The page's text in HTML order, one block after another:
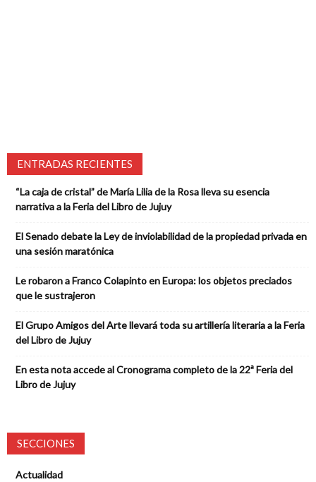
ENTRADAS RECIENTES
“La caja de cristal” de María Lilia de la Rosa lleva su esencia
narrativa a la Feria del Libro de Jujuy
El Senado debate la Ley de inviolabilidad de la propiedad privada en
una sesión maratónica
Le robaron a Franco Colapinto en Europa: los objetos preciados
que le sustrajeron
El Grupo Amigos del Arte llevará toda su artillería literaria a la Feria
del Libro de Jujuy
En esta nota accede al Cronograma completo de la 22ª Feria del
Libro de Jujuy
SECCIONES
Actualidad